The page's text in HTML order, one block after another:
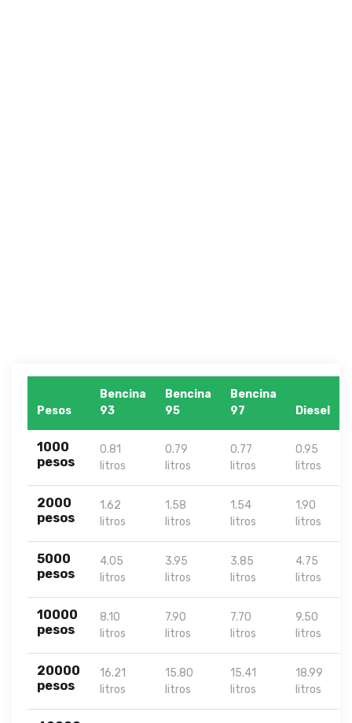
Pesos
Bencina
93
Bencina
95
Bencina
97
Diesel
1000
pesos
0.81
litros
0.79
litros
0.77
litros
0.95
litros
2000
pesos
1.62
litros
1.58
litros
1.54
litros
1.90
litros
5000
pesos
4.05
litros
3.95
litros
3.85
litros
4.75
litros
10000
pesos
8.10
litros
7.90
litros
7.70
litros
9.50
litros
20000
pesos
16.21
litros
15.80
litros
15.41
litros
18.99
litros